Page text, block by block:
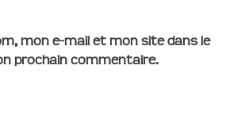
mon e-mail et mon site dans le
prochain commentaire.